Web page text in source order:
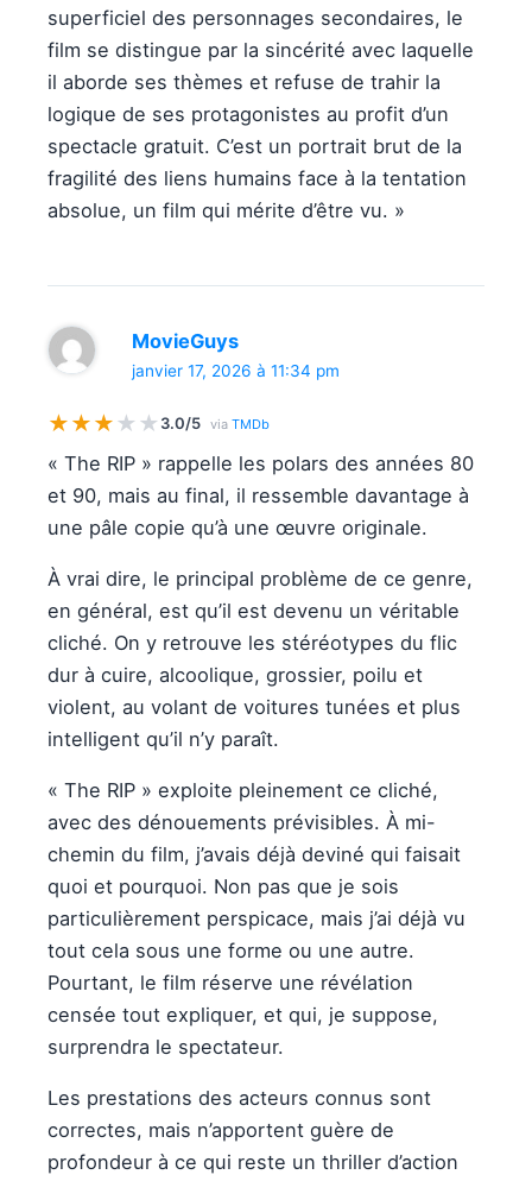
superficiel des personnages secondaires, le
film se distingue par la sincérité avec laquelle
il aborde ses thèmes et refuse de trahir la
logique de ses protagonistes au profit d’un
spectacle gratuit. C’est un portrait brut de la
fragilité des liens humains face à la tentation
absolue, un film qui mérite d’être vu. »
MovieGuys
janvier 17, 2026 à 11:34 pm
★★★★ ★ 3.0/5 via TMDb
« The RIP » rappelle les polars des années 80
et 90, mais au final, il ressemble davantage à
une pâle copie qu’à une œuvre originale.
À vrai dire, le principal problème de ce genre,
en général, est qu’il est devenu un véritable
cliché. On y retrouve les stéréotypes du flic
dur à cuire, alcoolique, grossier, poilu et
violent, au volant de voitures tunées et plus
intelligent qu’il n’y paraît.
« The RIP » exploite pleinement ce cliché,
avec des dénouements prévisibles. À mi-
chemin du film, j’avais déjà deviné qui faisait
quoi et pourquoi. Non pas que je sois
particulièrement perspicace, mais j’ai déjà vu
tout cela sous une forme ou une autre.
Pourtant, le film réserve une révélation
censée tout expliquer, et qui, je suppose,
surprendra le spectateur.
Les prestations des acteurs connus sont
correctes, mais n’apportent guère de
profondeur à ce qui reste un thriller d’action